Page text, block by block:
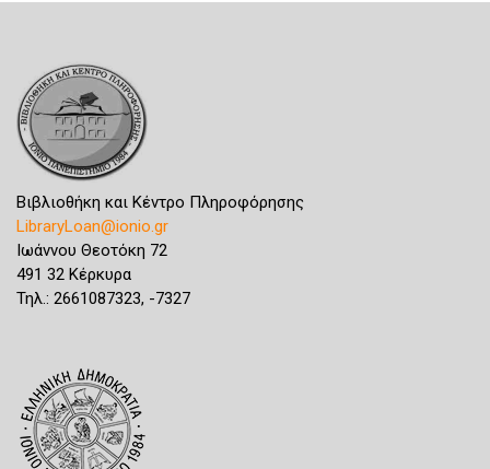
Βιβλιοθήκη και Κέντρο Πληροφόρησης
LibraryLoan@ionio.gr
Ιωάννου Θεοτόκη 72
491 32 Κέρκυρα
Τηλ.: 2661087323, -7327